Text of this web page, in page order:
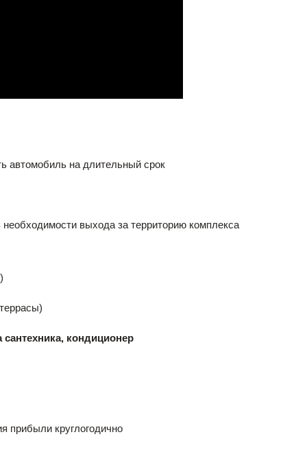
на длительный срок
выхода за территорию комплекса
кондиционер
круглогодично